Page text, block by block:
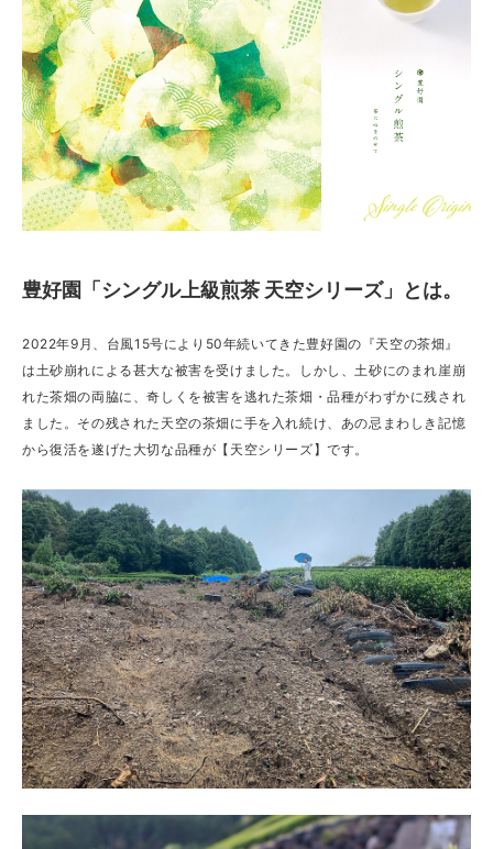
豊好園「シングル上級煎茶 天空シリーズ」とは。
2022年9月、台風15号により50年続いてきた豊好園の『天空の茶畑』
は土砂崩れによる甚大な被害を受けました。しかし、土砂にのまれ崖崩
れた茶畑の両脇に、奇しくを被害を逃れた茶畑・品種がわずかに残され
ました。その残された天空の茶畑に手を入れ続け、あの忌まわしき記憶
から復活を遂げた大切な品種が【天空シリーズ】です。